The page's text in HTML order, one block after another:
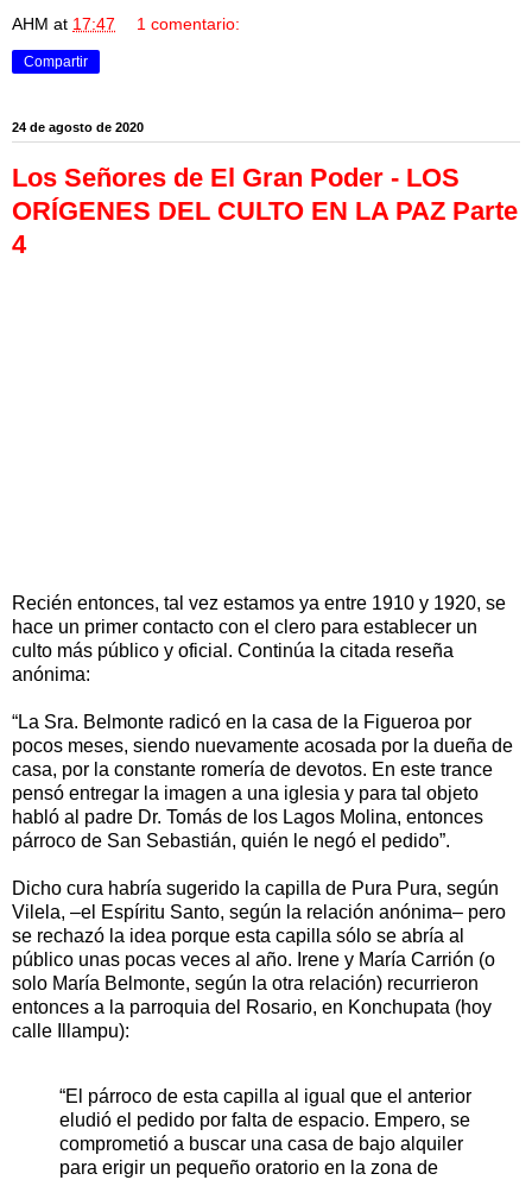
AHM at 17:47 1 comentario:
Compartir
24 de agosto de 2020
Los Señores de El Gran Poder - LOS
ORÍGENES DEL CULTO EN LA PAZ Parte
4
Recién entonces, tal vez estamos ya entre 1910 y 1920, se
hace un primer contacto con el clero para establecer un
culto más público y oficial. Continúa la citada reseña
anónima:
“La Sra. Belmonte radicó en la casa de la Figueroa por
pocos meses, siendo nuevamente acosada por la dueña de
casa, por la constante romería de devotos. En este trance
pensó entregar la imagen a una iglesia y para tal objeto
habló al padre Dr. Tomás de los Lagos Molina, entonces
párroco de San Sebastián, quién le negó el pedido”.
Dicho cura habría sugerido la capilla de Pura Pura, según
Vilela, –el Espíritu Santo, según la relación anónima– pero
se rechazó la idea porque esta capilla sólo se abría al
público unas pocas veces al año. Irene y María Carrión (o
solo María Belmonte, según la otra relación) recurrieron
entonces a la parroquia del Rosario, en Konchupata (hoy
calle Illampu):
“El párroco de esta capilla al igual que el anterior
eludió el pedido por falta de espacio. Empero, se
comprometió a buscar una casa de bajo alquiler
para erigir un pequeño oratorio en la zona de